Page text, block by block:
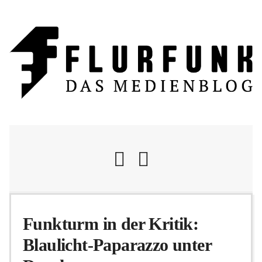
Nachrichten
Flurschelte
Funkturm in der Kritik:
Blaulicht-Paparazzo unter